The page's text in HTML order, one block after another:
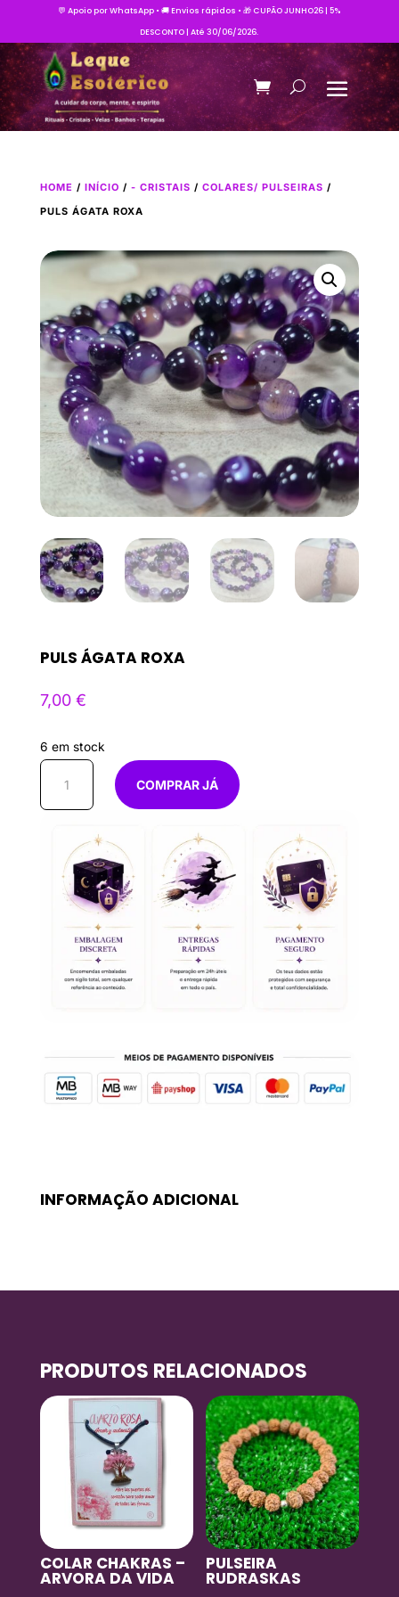
💬 Apoio por WhatsApp • 🚚 Envios rápidos • 🎁 CUPÃO JUNHO26 | 5%
DESCONTO | Até 30/06/2026.
HOME / INÍCIO / - CRISTAIS / COLARES/ PULSEIRAS /
PULS ÁGATA ROXA
PULS ÁGATA ROXA
7,00 €
6 em stock
Quantidade
Roxa
COMPRAR JÁ
INFORMAÇÃO ADICIONAL
PRODUTOS RELACIONADOS
COLAR CHAKRAS –
ARVORA DA VIDA
PULSEIRA
RUDRASKAS